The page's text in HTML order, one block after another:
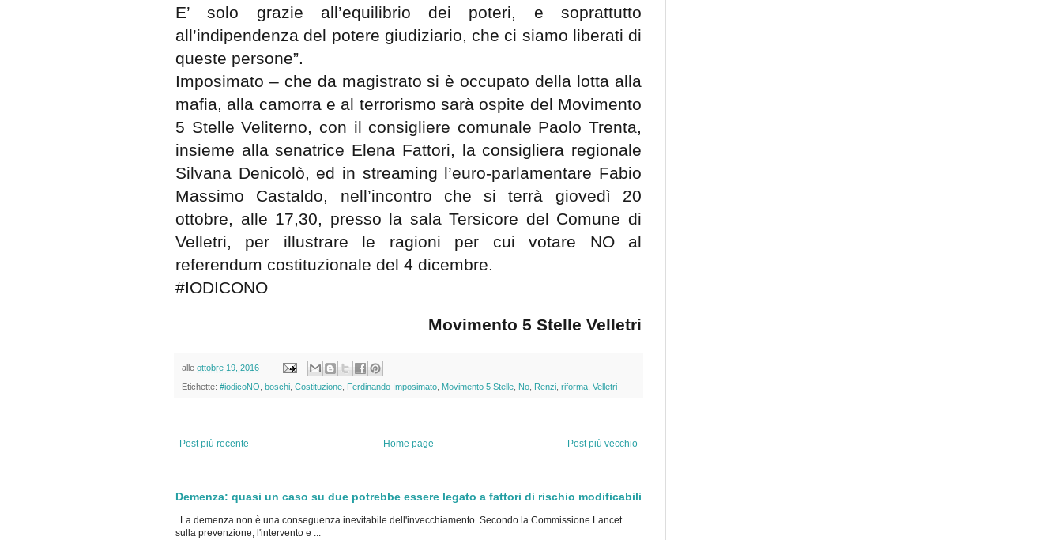
E’ solo grazie all’equilibrio dei poteri, e soprattutto
all’indipendenza del potere giudiziario, che ci siamo liberati di
queste persone”.
Imposimato – che da magistrato si è occupato della lotta alla
mafia, alla camorra e al terrorismo sarà ospite del Movimento
5 Stelle Veliterno, con il consigliere comunale Paolo Trenta,
insieme alla senatrice Elena Fattori, la consigliera regionale
Silvana Denicolò, ed in streaming l’euro-parlamentare Fabio
Massimo Castaldo, nell’incontro che si terrà giovedì 20
ottobre, alle 17,30, presso la sala Tersicore del Comune di
Velletri, per illustrare le ragioni per cui votare NO al
referendum costituzionale del 4 dicembre.
#IODICONO
Movimento 5 Stelle Velletri
alle ottobre 19, 2016
Etichette: #iodicoNO boschi Costituzione Ferdinando Imposimato Movimento 5 Stelle No Renzi riforma Velletri
Post più recente Post più vecchio
Home page
Demenza: quasi un caso su due potrebbe essere legato a fattori di rischio modificabili
La demenza non è una conseguenza inevitabile dell'invecchiamento. Secondo la Commissione Lancet
sulla prevenzione, l'intervento e ...